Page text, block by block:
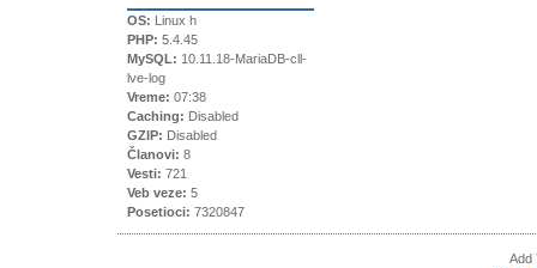
OS: Linux h
PHP: 5.4.45
MySQL: 10.11.18-MariaDB-cll-
lve-log
Vreme: 07:38
Caching: Disabled
GZIP: Disabled
Članovi: 8
Vesti: 721
Veb veze: 5
Posetioci: 7320847
Add